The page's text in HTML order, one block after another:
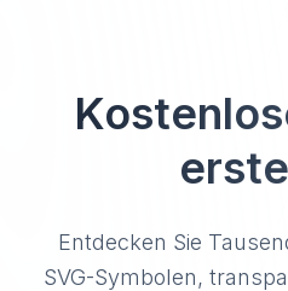
Entdecken Sie
SVG-Symbolen,